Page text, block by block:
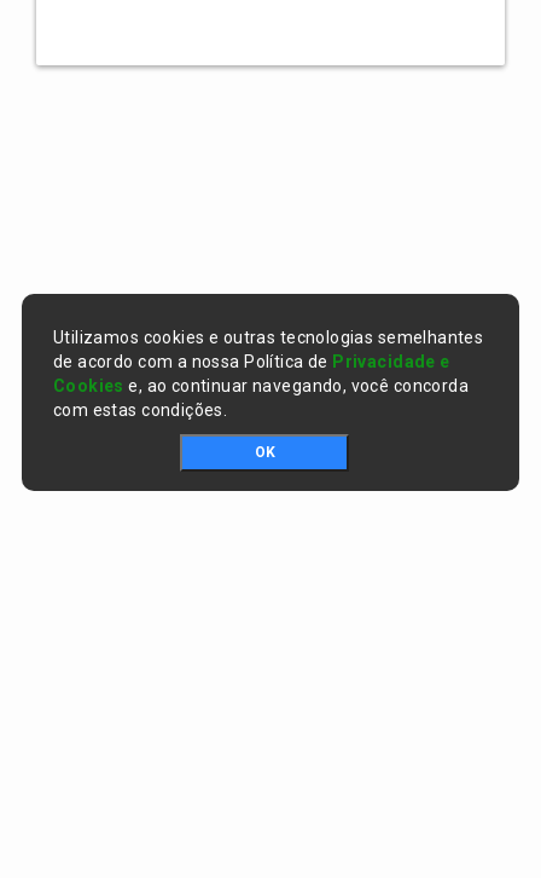
Utilizamos cookies e outras tecnologias semelhantes
de acordo com a nossa Política de Privacidade e
Cookies e, ao continuar navegando, você concorda
com estas condições.
OK